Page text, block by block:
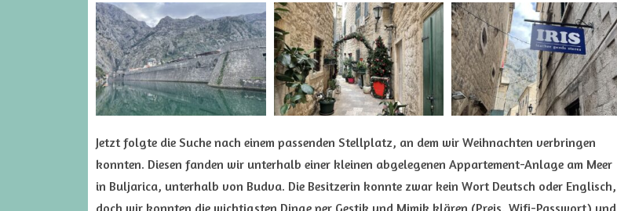
Jetzt folgte die Suche nach einem passenden Stellplatz, an dem wir Weihnachten verbringen
konnten. Diesen fanden wir unterhalb einer kleinen abgelegenen Appartement-Anlage am Meer
in Buljarica, unterhalb von Budva. Die Besitzerin konnte zwar kein Wort Deutsch oder Englisch,
doch wir konnten die wichtigsten Dinge per Gestik und Mimik klären (Preis, Wifi-Passwort) und